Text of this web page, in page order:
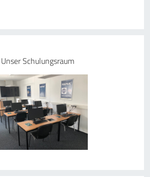
Unser Schulungsraum